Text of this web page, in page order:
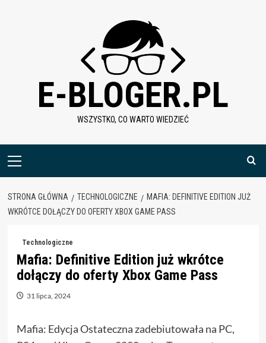
E-BLOGER.PL
WSZYSTKO, CO WARTO WIEDZIEĆ
Menu
STRONA GŁÓWNA TECHNOLOGICZNE
MAFIA: DEFINITIVE EDITION JUŻ
WKRÓTCE DOŁĄCZY DO OFERTY XBOX GAME PASS
Technologiczne
Mafia: Definitive Edition już wkrótce
dołączy do oferty Xbox Game Pass
31 lipca, 2024
Mafia: Edycja Ostateczna zadebiutowała na PC,